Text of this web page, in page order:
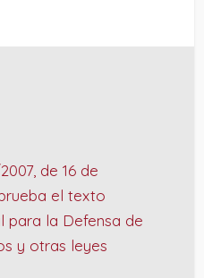
de 16 de
el texto
para la Defensa de
y otras leyes